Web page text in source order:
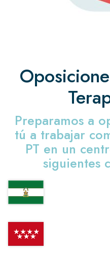
Preparamos a
tú a trabajar
PT en un
siguientes